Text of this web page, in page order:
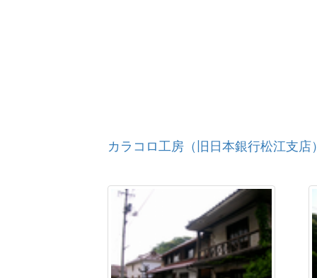
カラコロ工房（旧日本銀行松江支店